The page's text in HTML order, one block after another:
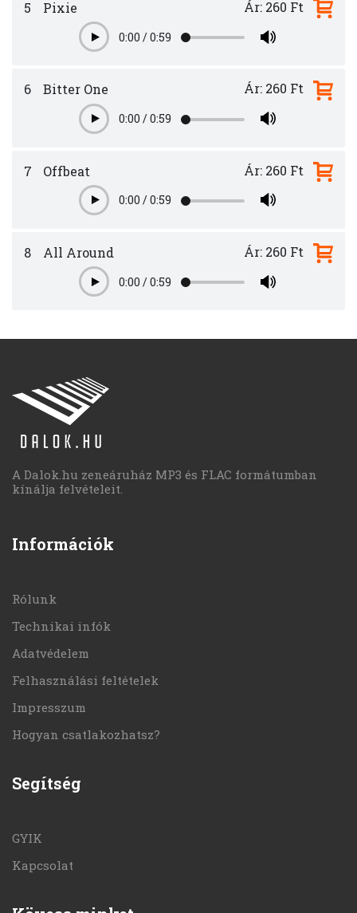
5 Pixie
Play0:00 /0:59
Ár: 260 Ft
6 Bitter One
Play0:00 /0:59
Ár: 260 Ft
7 Offbeat
Play0:00 /0:59
Ár: 260 Ft
8 All Around
Play0:00 /0:59
Ár: 260 Ft
A Dalok.hu zeneáruház MP3 és FLAC formátumban
kínálja felvételeit.
Információk
Rólunk
Technikai infók
Adatvédelem
Felhasználási feltételek
Impresszum
Hogyan csatlakozhatsz?
Segítség
GYIK
Kapcsolat